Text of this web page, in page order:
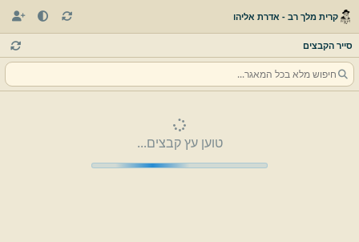
קרית מלך רב - אדרת אליהו
סייר הקבצים
טוען עץ קבצים...